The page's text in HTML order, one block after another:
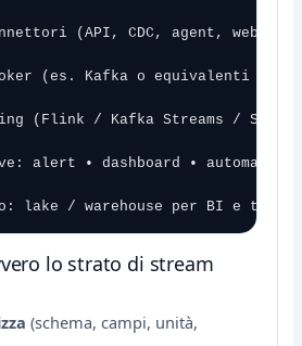
(API, CDC, agent, webhook)
(es. Kafka o equivalenti
(Flink / Kafka Streams / Spark
alert • dashboard •
lake / warehouse per BI e
lo strato di stream
(schema, campi, unità,